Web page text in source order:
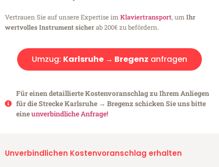
Vertrauen Sie auf unsere Expertise im Klaviertransport, um Ihr
wertvolles Instrument sicherab 200€ zu befördern.
Umzug: Karlsruhe → Bregenz anfragen
Für einen detaillierte Kostenvoranschlag zu Ihrem Anliegen
für die Strecke Karlsruhe → Bregenz schicken Sie uns bitte
eineunverbindliche Anfrage!
Unverbindlichen Kostenvoranschlag erhalten